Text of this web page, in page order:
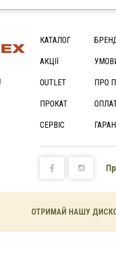
КАТАЛОГ
АКЦІЇ
OUTLET
ПРОКАТ
СЕРВІС
ПРО
ОТРИМАЙ НАШУ